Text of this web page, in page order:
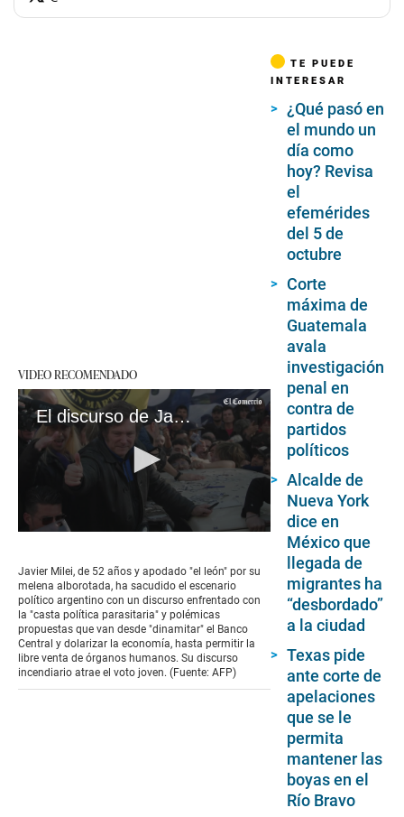
VIDEO RECOMENDADO
El discurso de Javier Milei para llegar a jóvenes argentinos: ¿De YouTube a la Casa Rosada?
of
4
minutes,
2
seconds
Javier Milei, de 52 años y apodado "el león" por su
melena alborotada, ha sacudido el escenario
político argentino con un discurso enfrentado con
la "casta política parasitaria" y polémicas
propuestas que van desde "dinamitar" el Banco
Central y dolarizar la economía, hasta permitir la
libre venta de órganos humanos. Su discurso
incendiario atrae el voto joven. (Fuente: AFP)
TE PUEDE
INTERESAR
¿Qué pasó en
el mundo un
día como
hoy? Revisa
el
efemérides
del 5 de
octubre
Corte
máxima de
Guatemala
avala
investigación
penal en
contra de
partidos
políticos
Alcalde de
Nueva York
dice en
México que
llegada de
migrantes ha
“desbordado”
a la ciudad
Texas pide
ante corte de
apelaciones
que se le
permita
mantener las
boyas en el
Río Bravo